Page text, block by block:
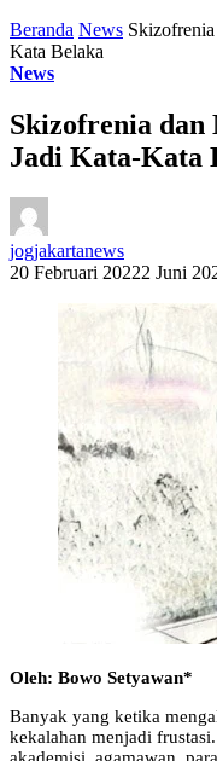
Beranda News
Kata Belaka
News
Skizofrenia
Jadi Kata-Kata
jogjakartanews
20 Februari 20222 Juni
Oleh: Bowo Setyawan*
Banyak yang ketika
kekalahan menjadi